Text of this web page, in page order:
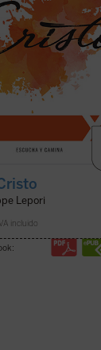
Lepori
incluido